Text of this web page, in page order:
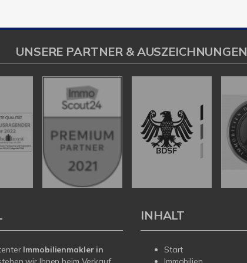
UNSERE PARTNER & AUSZEICHNUNGEN
Immobilienmakler in
INHALT
Start